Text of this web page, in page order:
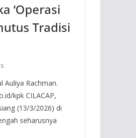
‘Operasi
Tradisi
Auliya Rachman.
kpk CILACAP,
(13/3/2026) di
seharusnya